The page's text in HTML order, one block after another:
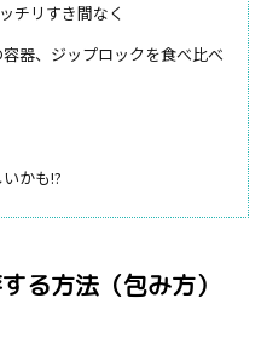
チリすき間なく
器、ジップロックを食べ比べ
かも!?
る方法（包み方）